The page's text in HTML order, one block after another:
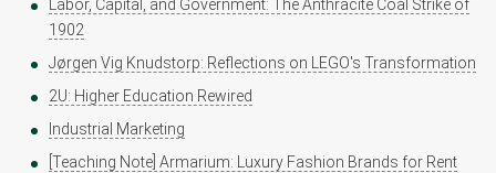
Labor, Capital, and Government: The Anthracite Coal Strike of
1902
Jørgen Vig Knudstorp: Reflections on LEGO's Transformation
2U: Higher Education Rewired
Industrial Marketing
[Teaching Note] Armarium: Luxury Fashion Brands for Rent